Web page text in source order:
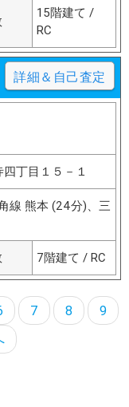
15階建て /
RC
詳細＆自己査定
丁目１５－１
線 熊本 (24分)、三
7階建て / RC
7 8
9